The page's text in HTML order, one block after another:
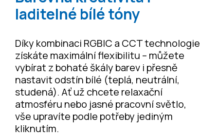
laditelné bílé tóny
Díky kombinaci RGBIC a CCT technologie
získáte maximální flexibilitu – můžete
vybírat z bohaté škály barev i přesně
nastavit odstín bílé (teplá, neutrální,
studená). Ať už chcete relaxační
atmosféru nebo jasné pracovní světlo,
vše upravíte podle potřeby jediným
kliknutím.